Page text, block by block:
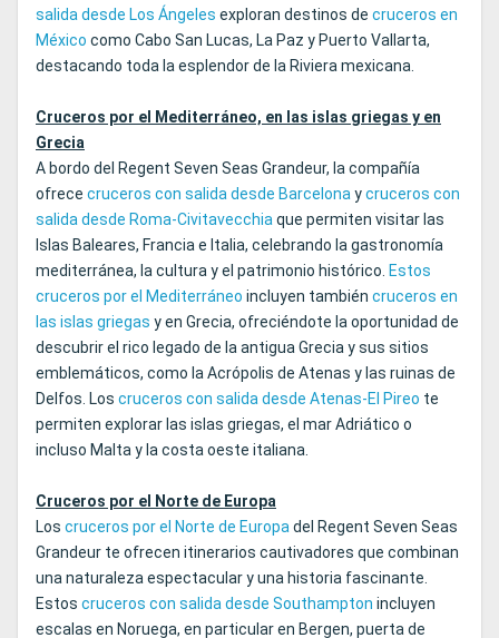
salida desde Los Ángeles exploran destinos de cruceros en
México como Cabo San Lucas, La Paz y Puerto Vallarta,
destacando toda la esplendor de la Riviera mexicana.
Cruceros por el Mediterráneo, en las islas griegas y en
Grecia
A bordo del Regent Seven Seas Grandeur, la compañía
ofrece cruceros con salida desde Barcelonaycruceros con
salida desde Roma-Civitavecchiaque permiten visitar las
Islas Baleares, Francia e Italia, celebrando la gastronomía
mediterránea, la cultura y el patrimonio histórico. Estos
cruceros por el Mediterráneo incluyen también cruceros en
las islas griegas y en Grecia, ofreciéndote la oportunidad de
descubrir el rico legado de la antigua Grecia y sus sitios
emblemáticos, como la Acrópolis de Atenas y las ruinas de
Delfos. Los cruceros con salida desde Atenas‑El Pireo te
permiten explorar las islas griegas, el mar Adriático o
incluso Malta y la costa oeste italiana.
Cruceros por el Norte de Europa
Los cruceros por el Norte de Europadel Regent Seven Seas
Grandeur te ofrecen itinerarios cautivadores que combinan
una naturaleza espectacular y una historia fascinante.
Estos cruceros con salida desde Southampton incluyen
escalas en Noruega, en particular en Bergen, puerta de